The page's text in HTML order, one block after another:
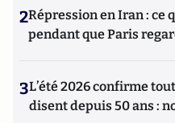
2Répression en Iran : ce
pendant que Paris
3L’été 2026 confirme
disent depuis 50 ans :